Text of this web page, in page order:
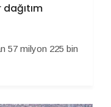
dağıtım
57 milyon 225 bin